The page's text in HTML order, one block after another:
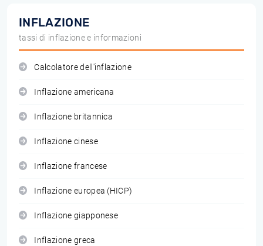
INFLAZIONE
tassi di inflazione e informazioni
Calcolatore dell'inflazione
Inflazione americana
Inflazione britannica
Inflazione cinese
Inflazione francese
Inflazione europea (HICP)
Inflazione giapponese
Inflazione greca